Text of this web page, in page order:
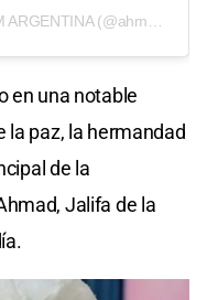
en una notable
la paz, la hermandad
de la
Jalifa de la